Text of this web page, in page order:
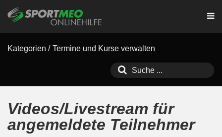
Kategorien / Termine und Kurse verwalten
Videos/Livestream für
angemeldete Teilnehmer